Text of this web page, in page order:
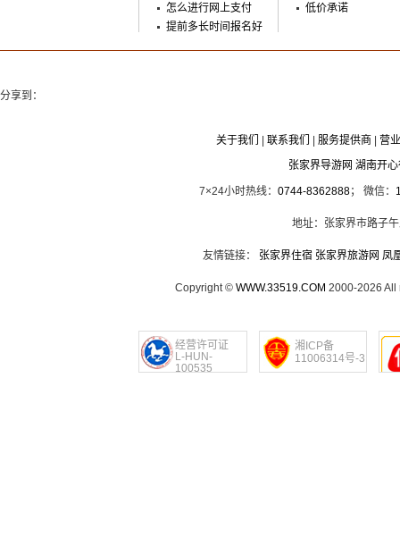
怎么进行网上支付
提前多长时间报名好
低价承诺
分享到：
关于我们 | 联系我们 | 服务提供商 | 营
张家界导游网 湖南开
7×24小时热线： 0744-8362888； 微信：
地址：张家界市路子
友情链接： 张家界住宿 张家界旅游网 凤
Copyright © WWW.33519.COM 2000-2026 All
经营许可证
L-HUN-
100535
湘ICP备
11006314号-3